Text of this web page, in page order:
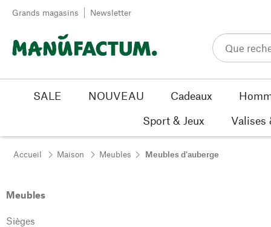
Passer au contenu
Grands magasins Newsletter
SALE NOUVEAU Cadeaux
Sport & Jeux
Valises
Accueil Maison Meubles Meubles d'auberge
Meubles
Sièges